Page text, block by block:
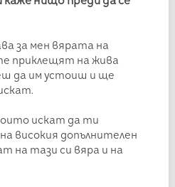
за мен вярата на
приклещят на жива
да им устоиш и ще
искат да ти
високия допълнителен
на тази си вяра и на